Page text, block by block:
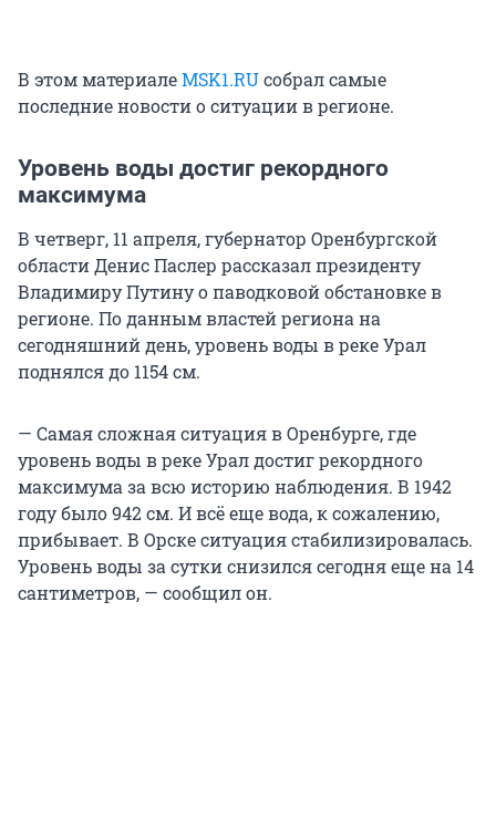
В этом материалеMSK1.RUсобрал самые
последние новости о ситуации в регионе.
Уровень воды достиг рекордного
максимума
В четверг, 11 апреля, губернатор Оренбургской
области Денис Паслер рассказал президенту
Владимиру Путину о паводковой обстановке в
регионе. По данным властей региона на
сегодняшний день, уровень воды в реке Урал
поднялся до 1154 см.
— Самая сложная ситуация в Оренбурге, где
уровень воды в реке Урал достиг рекордного
максимума за всю историю наблюдения. В 1942
году было 942 см. И всё еще вода, к сожалению,
прибывает. В Орске ситуация стабилизировалась.
Уровень воды за сутки снизился сегодня еще на 14
сантиметров, — сообщил он.